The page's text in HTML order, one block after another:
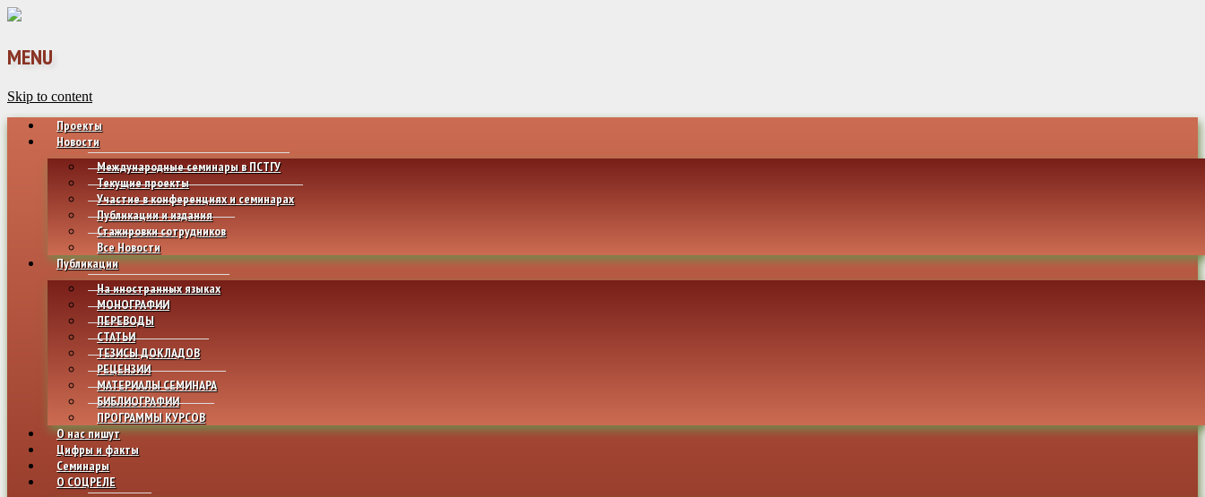
MENU
Skip to content
Проекты
Новости
Международные семинары в ПСТГУ
Текущие проекты
Участие в конференциях и семинарах
Публикации и издания
Стажировки сотрудников
Все Новости
Публикации
На иностранных языках
МОНОГРАФИИ
ПЕРЕВОДЫ
СТАТЬИ
ТЕЗИСЫ ДОКЛАДОВ
РЕЦЕНЗИИ
МАТЕРИАЛЫ СЕМИНАРА
БИБЛИОГРАФИИ
ПРОГРАММЫ КУРСОВ
О нас пишут
Цифры и факты
Семинары
О СОЦРЕЛЕ